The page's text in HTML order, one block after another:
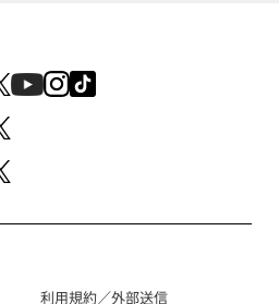
利用規約／外部送信